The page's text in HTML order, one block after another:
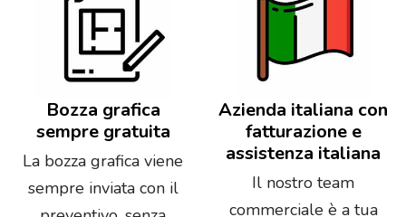
Bozza grafica
sempre gratuita
La bozza grafica viene
sempre inviata con il
Azienda italiana con
fatturazione e
assistenza italiana
Il nostro team
commerciale è a tua